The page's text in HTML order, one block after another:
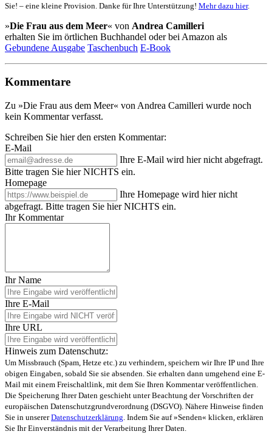
Sie! – eine kleine Provision. Danke für Ihre Unterstützung! Mehr dazu hier.
»Die Frau aus dem Meer« von Andrea Camilleri
erhalten Sie im örtlichen Buchhandel oder bei Amazon als
Gebundene Ausgabe Taschenbuch E-Book
Kommentare
Zu »Die Frau aus dem Meer« von Andrea Camilleri wurde noch
kein Kommentar verfasst.
Schreiben Sie hier den ersten Kommentar:
E-Mail
Ihre E-Mail wird hier nicht abgefragt.
Bitte tragen Sie hier NICHTS ein.
Homepage
Ihre Homepage wird hier nicht
abgefragt. Bitte tragen Sie hier NICHTS ein.
Ihr Kommentar
Ihr Name
Ihre E-Mail
Ihre URL
Hinweis zum Datenschutz:
Um Missbrauch (Spam, Hetze etc.) zu verhindern, speichern wir Ihre IP und Ihre
obigen Eingaben, sobald Sie sie absenden. Sie erhalten dann umgehend eine E-
Mail mit einem Freischaltlink, mit dem Sie Ihren Kommentar veröffentlichen.
Die Speicherung Ihrer Daten geschieht unter Beachtung der Vorschriften der
europäischen Datenschutzgrundverordnung (DSGVO). Nähere Hinweise finden
Sie in unsererDatenschutzerklärung . Indem Sie auf »Senden« klicken, erklären
Sie Ihr Einverständnis mit der Verarbeitung Ihrer Daten.